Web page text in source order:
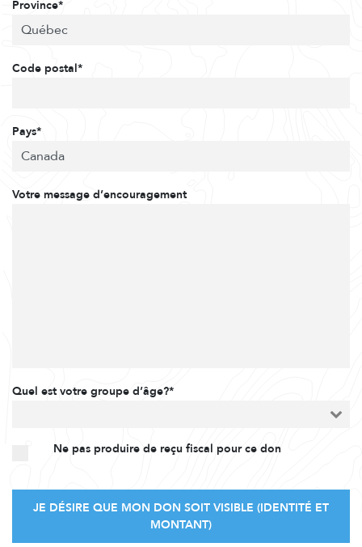
Province*
Code postal*
Pays*
Votre message d’encouragement
Quel est votre groupe d’âge?*
Ne pas produire de reçu fiscal pour ce don
JE DÉSIRE QUE MON DON SOIT VISIBLE (IDENTITÉ ET
MONTANT)